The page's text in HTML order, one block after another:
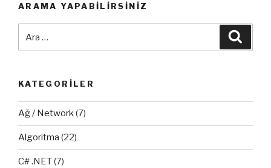
(
PHP
ARAMA YAPABILIRSINIZ
KATEGORILER
Ağ / Network(7)
Algoritma (22)
C# .NET(7)